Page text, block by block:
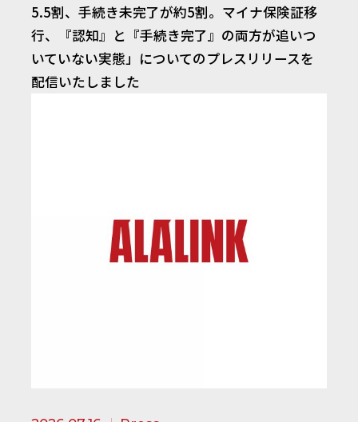
5.5割、手続き未完了が約5割。マイナ保険証移
行、『認知』と『手続き完了』の両方が追いつ
いていない実態」についてのプレスリリースを
配信いたしました